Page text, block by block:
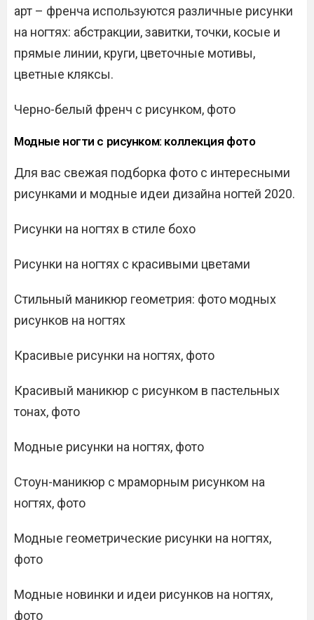
арт – френча используются различные рисунки
на ногтях: абстракции, завитки, точки, косые и
прямые линии, круги, цветочные мотивы,
цветные кляксы.
Черно-белый френч с рисунком, фото
Модные ногти с рисунком: коллекция фото
Для вас свежая подборка фото с интересными
рисунками и модные идеи дизайна ногтей 2020.
Рисунки на ногтях в стиле бохо
Рисунки на ногтях с красивыми цветами
Стильный маникюр геометрия: фото модных
рисунков на ногтях
Красивые рисунки на ногтях, фото
Красивый маникюр с рисунком в пастельных
тонах, фото
Модные рисунки на ногтях, фото
Стоун-маникюр с мраморным рисунком на
ногтях, фото
Модные геометрические рисунки на ногтях,
фото
Модные новинки и идеи рисунков на ногтях,
фото